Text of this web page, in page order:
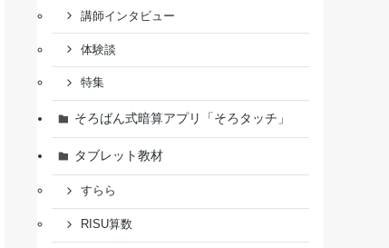
講師インタビュー
体験談
特集
そろばん式暗算アプリ「そろタッチ」
タブレット教材
すらら
RISU算数